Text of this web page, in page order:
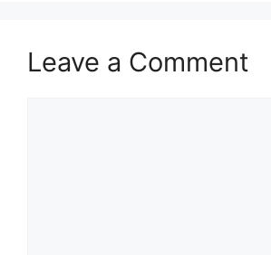
Leave a Comment